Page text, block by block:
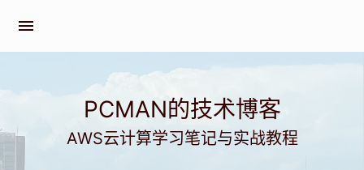
menu
PCMAN的技术博客
AWS云计算学习笔记与实战教程